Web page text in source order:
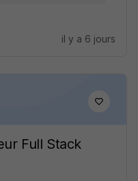
il y a 6 jours
Full Stack